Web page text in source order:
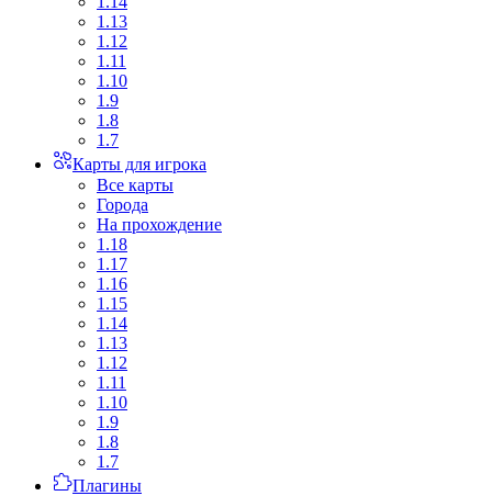
1.13
1.12
1.11
1.10
1.9
1.8
1.7
Карты для игрока
Все карты
Города
На прохождение
1.18
1.17
1.16
1.15
1.14
1.13
1.12
1.11
1.10
1.9
1.8
1.7
Плагины